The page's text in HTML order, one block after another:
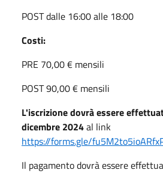
POST dalle 16:00 alle 18:00
Costi:
PRE 70,00 € mensili
POST 90,00 € mensili
L'iscrizione dovrà essere
dicembre 2024al link
https://forms.gle/
Il pagamento dovrà essere